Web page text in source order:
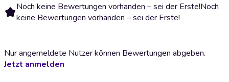
Noch keine Bewertungen vorhanden – sei der Erste!Noch
keine Bewertungen vorhanden – sei der Erste!
Nur angemeldete Nutzer können Bewertungen abgeben.
Jetzt anmelden